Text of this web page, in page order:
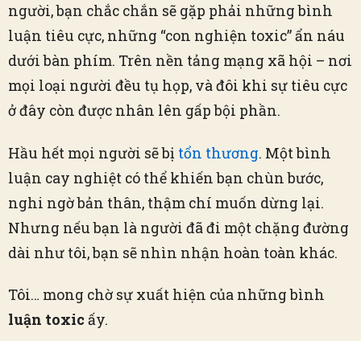
người, bạn chắc chắn sẽ gặp phải những bình
luận tiêu cực, những “con nghiện toxic” ẩn náu
dưới bàn phím. Trên nền tảng mạng xã hội – nơi
mọi loại người đều tụ họp, và đôi khi sự tiêu cực
ở đây còn được nhân lên gấp bội phần.
Hầu hết mọi người sẽ bị tổn thương. Một bình
luận cay nghiệt có thể khiến bạn chùn bước,
nghi ngờ bản thân, thậm chí muốn dừng lại.
Nhưng nếu bạn là người đã đi một chặng đường
dài như tôi, bạn sẽ nhìn nhận hoàn toàn khác.
Tôi… mong chờ sự xuất hiện của những bình
luận toxic ấy.